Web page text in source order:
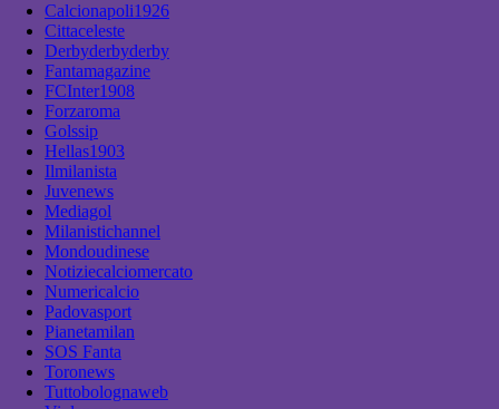
Calcionapoli1926
Cittaceleste
Derbyderbyderby
Fantamagazine
FCInter1908
Forzaroma
Golssip
Hellas1903
Ilmilanista
Juvenews
Mediagol
Milanistichannel
Mondoudinese
Notiziecalciomercato
Numericalcio
Padovasport
Pianetamilan
SOS Fanta
Toronews
Tuttobolognaweb